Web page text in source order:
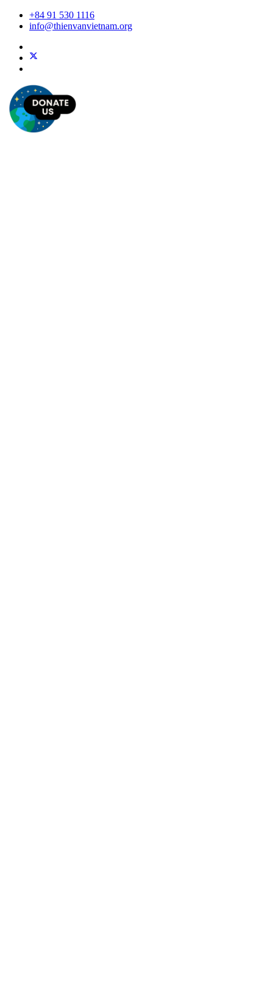
+84 91 530 1116
info@thienvanvietnam.org